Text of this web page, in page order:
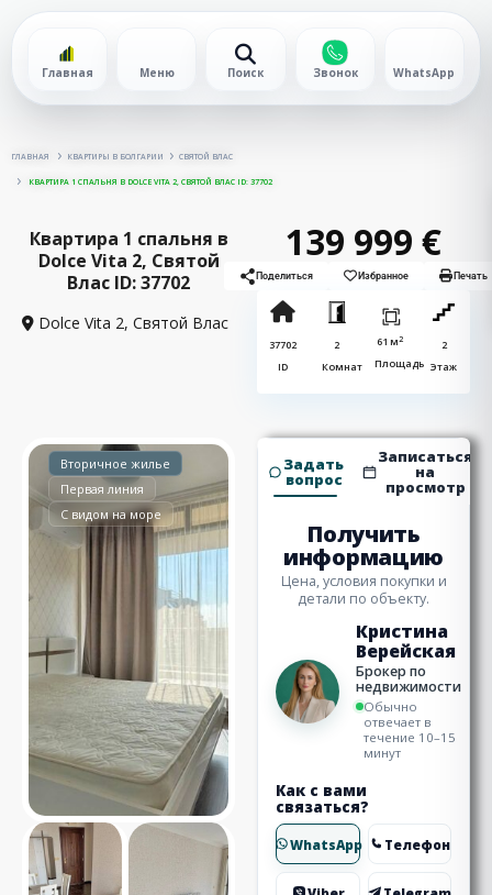
Главная Меню Поиск Звонок WhatsApp
ГЛАВНАЯ КВАРТИРЫ В БОЛГАРИИ СВЯТОЙ ВЛАС
КВАРТИРА 1 СПАЛЬНЯ В DOLCE VITA 2, СВЯТОЙ ВЛАС ID: 37702
Квартира 1 спальня в
Dolce Vita 2, Святой
Влас ID: 37702
Dolce Vita 2, Святой Влас
139 999 €
Поделиться Избранное Печать
37702
ID
2
Комнат
61 м2
Площадь
2
Этаж
Вторичное жилье
Первая линия
С видом на море
Задать
вопрос
Записаться
на
просмотр
Получить
информацию
Цена, условия покупки и
детали по объекту.
Кристина
Верейская
Брокер по
недвижимости
Обычно
отвечает в
течение 10–15
минут
Как с вами
связаться?
WhatsApp Телефон